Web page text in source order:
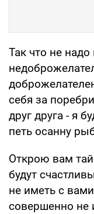
Так что не
себя за
друг друга - я
петь осанну
Открою вам
будут
не иметь с
совершенно не